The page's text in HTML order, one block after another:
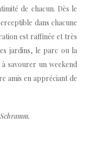
de chacun. Dès le
dans chacune
est raffinée et très
jardins, le parc ou la
savourer un weekend
amis en appréciant de